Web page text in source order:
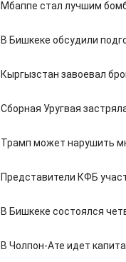
Мбаппе стал лучшим
В Бишкеке обсудили
Кыргызстан завоевал
Сборная Уругвая
Трамп может нарушить
Представители КФБ
В Бишкеке состоялся
В Чолпон-Ате идет